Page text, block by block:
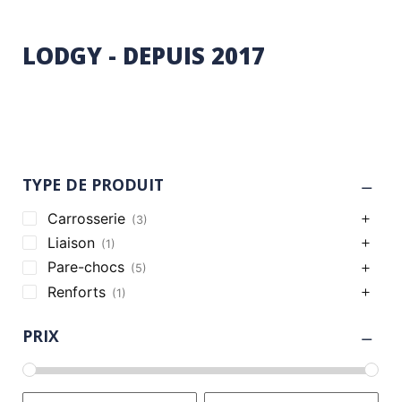
TYPE DE PRODUIT
Carrosserie (3)
Liaison (1)
Pare-chocs (5)
Renforts (1)
PRIX
LODGY - DEPUIS 2017